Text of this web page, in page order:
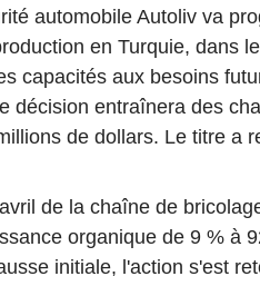
automobile Autoliv va
en Turquie, dans
capacités aux besoins
décision entraînera des
de dollars. Le titre a
de la chaîne de
organique de 9 % à
initiale, l'action s'est